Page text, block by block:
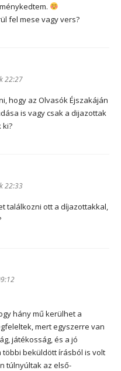
fel mese vagy vers?
22:27
hogy az Olvasók Éjszakáján
is vagy csak a dijazottak
ki?
22:33
találkozni ott a díjazottakkal,
hány mű kerülhet a
mert egyszerre van
játékosság, és a jó
többi beküldött írásból is volt
túlnyúltak az első-